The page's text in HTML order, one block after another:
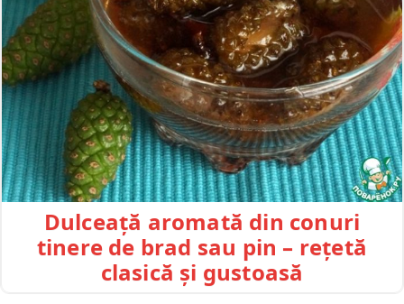
Dulceață aromată din conuri
tinere de brad sau pin – rețetă
clasică și gustoasă